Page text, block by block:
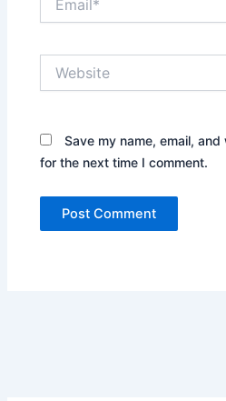
Save my name, email,
for the next time I comment.